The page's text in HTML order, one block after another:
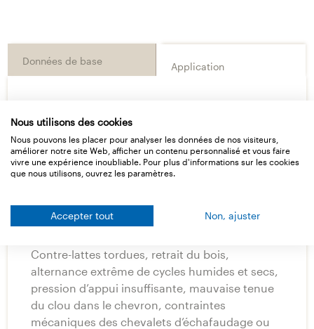
Données de base Application
Consignes pour la pose
Fonction protectrice d’un taquet d’étanchéité
pour clous
s’infiltre au niveau des vis ou des clous. Les
taquets d’étanchéité pour clous
Ampacoll ND
Contre-lattes tordues, retrait du bois,
alternance extrême de cycles humides et secs,
pression d’appui insuffisante, mauvaise tenue
du clou dans le chevron, contraintes
mécaniques des chevalets d’échafaudage ou
Nous utilisons des cookies
Nous pouvons les placer pour analyser les données de nos visiteurs,
améliorer notre site Web, afficher un contenu personnalisé et vous faire
vivre une expérience inoubliable. Pour plus d'informations sur les cookies
que nous utilisons, ouvrez les paramètres.
Accepter tout Non, ajuster